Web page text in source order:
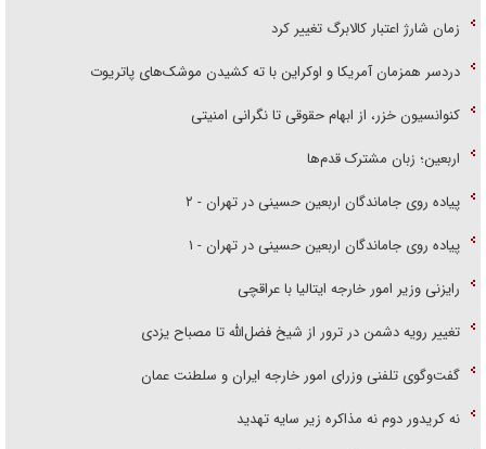
زمان شارژ اعتبار کالابرگ تغییر کرد
دردسر همزمان آمریکا و اوکراین با ته کشیدن موشک‌های پاتریوت
کنوانسیون خزر، از ابهام حقوقی تا نگرانی امنیتی
اربعین؛ زبان مشترک قدم‌ها
پیاده روی جاماندگان اربعین حسینی در تهران - ۲
پیاده روی جاماندگان اربعین حسینی در تهران - ۱
رایزنی وزیر امور خارجه ایتالیا با عراقچی
تغییر رویه دشمن در ترور از شیخ فضل‌الله تا مصباح یزدی
گفت‌وگوی تلفنی وزرای امور خارجه ایران و سلطنت عمان
نه کریدور دوم نه مذاکره زیر سایه تهدید